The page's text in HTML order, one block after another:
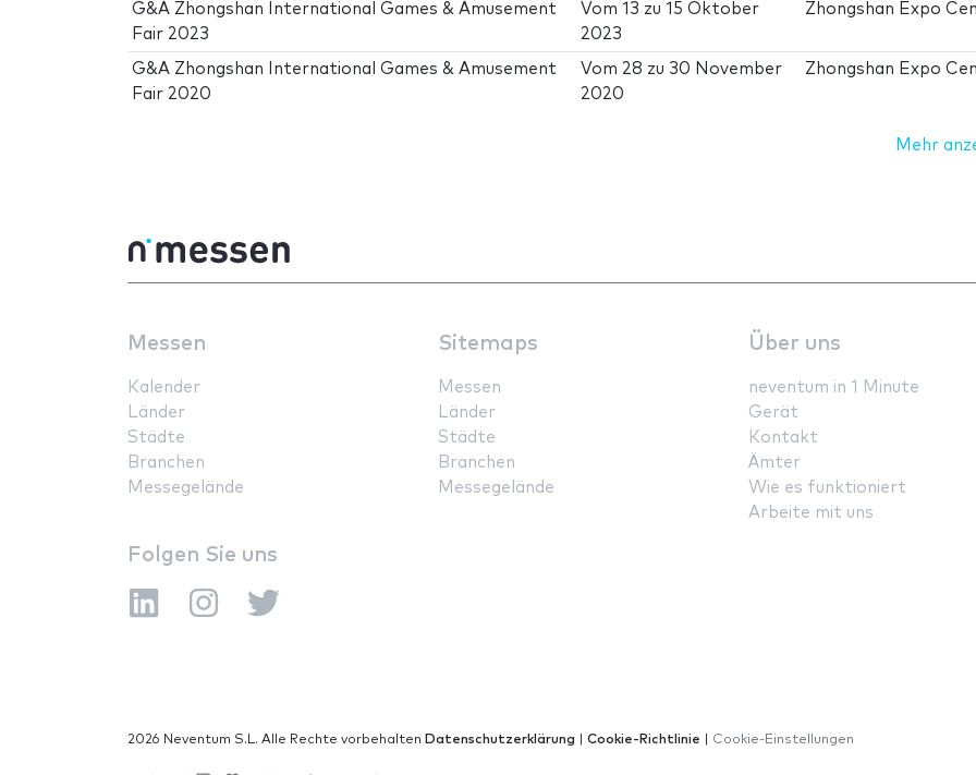
G&A Zhongshan International Games & Amusement
Fair 2023
Vom13 zu15 Oktober
2023
Zhongshan Expo
G&A Zhongshan International Games & Amusement
Fair 2020
Vom 28 zu 30 November
2020
Zhongshan Expo
Mehr
Messen
Kalender
Länder
Städte
Branchen
Messegelände
Sitemaps
Messen
Länder
Städte
Branchen
Messegelände
Über uns
neventum in 1 Minute
Gerät
Kontakt
Ämter
Wie es funktioniert
Arbeite mit uns
Folgen Sie uns
2026 Neventum S.L. Alle Rechte vorbehalten Datenschutzerklärung Cookie-Richtlinie Cookie-Einstellungen